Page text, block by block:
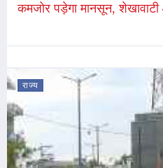
कमजोर पड़ेगा मानसून,
राज्य